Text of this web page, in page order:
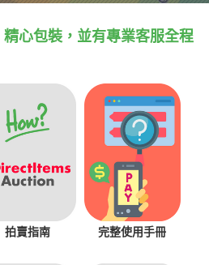
心包裝，並有專業客服全程
拍賣指南 完整使用手冊